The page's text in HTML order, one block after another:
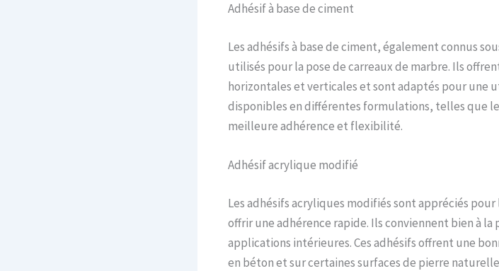
Adhésif à base de ciment
Les adhésifs à base de ciment, également connus
utilisés pour la pose de carreaux de marbre. Ils
horizontales et verticales et sont adaptés pour une
disponibles en différentes formulations, telles que
meilleure adhérence et flexibilité.
Adhésif acrylique modifié
Les adhésifs acryliques modifiés sont appréciés
offrir une adhérence rapide. Ils conviennent bien à la
applications intérieures. Ces adhésifs offrent une
en béton et sur certaines surfaces de pierre